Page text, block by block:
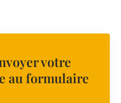
votre
au formulaire